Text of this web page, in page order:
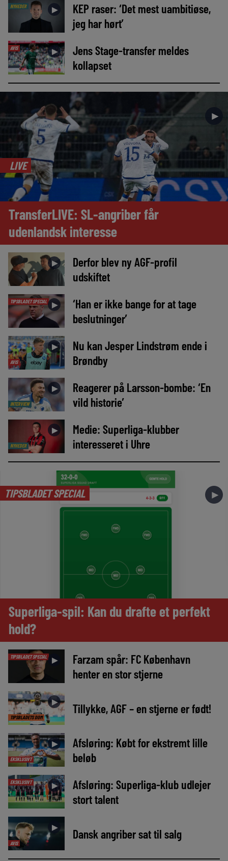
NYHEDER ►
KEP raser: ‘Det mest uambitiøse,
jeg har hørt’
AVIS ►
Jens Stage-transfer meldes
kollapset
►
LIVE
TransferLIVE: SL-angriber får
udenlandsk interesse
►
Derfor blev ny AGF-profil
udskiftet
TIPSBLADET SPECIAL ►
‘Han er ikke bange for at tage
beslutninger’
AVIS
►
Nu kan Jesper Lindstrøm ende i
Brøndby
INTERVIEW
►
Reagerer på Larsson-bombe: ‘En
vild historie’
NYHEDER
►
Medie: Superliga-klubber
interesseret i Uhre
TIPSBLADET SPECIAL ►
Superliga-spil: Kan du drafte et perfekt
hold?
TIPSBLADET SPECIAL ►
Farzam spår: FC København
henter en stor stjerne
TIPSBLADETS DOM
► Tillykke, AGF – en stjerne er født!
EKSKLUSIVT
►
Afsløring: Købt for ekstremt lille
beløb
EKSKLUSIVT ►
Afsløring: Superliga-klub udlejer
stort talent
AVIS
► Dansk angriber sat til salg